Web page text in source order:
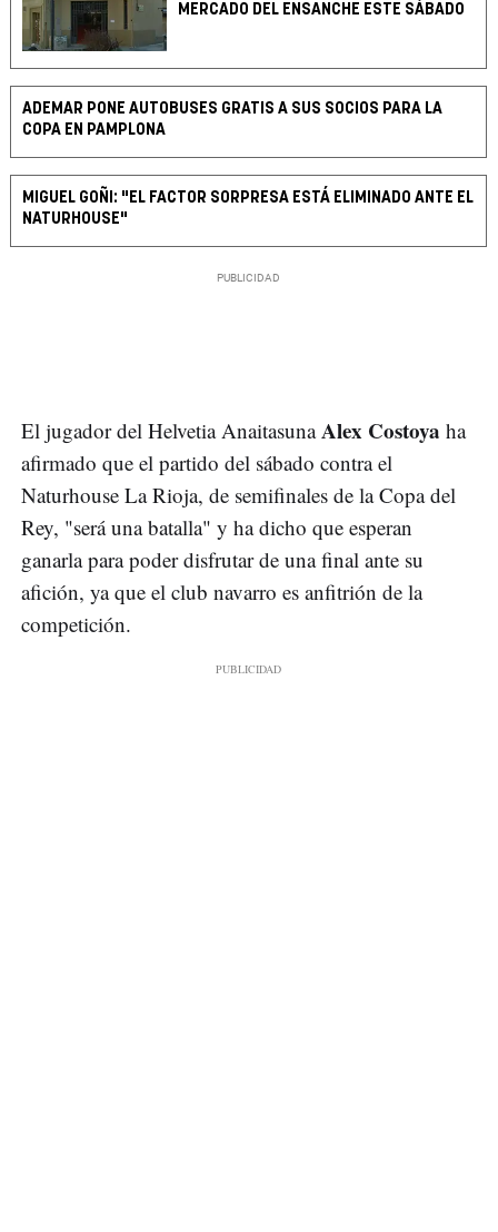
MERCADO DEL ENSANCHE ESTE SÁBADO
ADEMAR PONE AUTOBUSES GRATIS A SUS SOCIOS PARA LA
COPA EN PAMPLONA
MIGUEL GOÑI: "EL FACTOR SORPRESA ESTÁ ELIMINADO ANTE EL
NATURHOUSE"
El jugador del Helvetia AnaitasunaAlex Costoya ha
afirmado que el partido del sábado contra el
Naturhouse La Rioja, de semifinales de la Copa del
Rey, "será una batalla" y ha dicho que esperan
ganarla para poder disfrutar de una final ante su
afición, ya que el club navarro es anfitrión de la
competición.